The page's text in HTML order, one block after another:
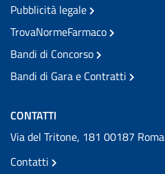
Pubblicità legale
TrovaNormeFarmaco
Bandi di Concorso
Bandi di Gara e Contratti
CONTATTI
Via del Tritone, 181 00187 Roma
Contatti